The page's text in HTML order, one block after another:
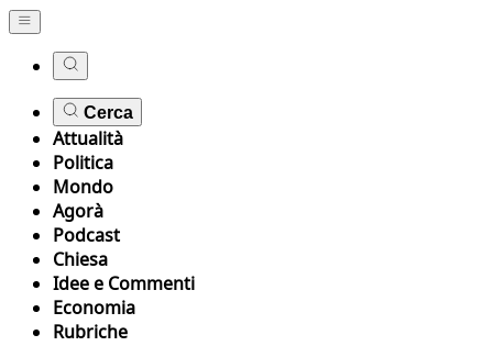
Cerca
Attualità
Politica
Mondo
Agorà
Podcast
Chiesa
Idee e Commenti
Economia
Rubriche